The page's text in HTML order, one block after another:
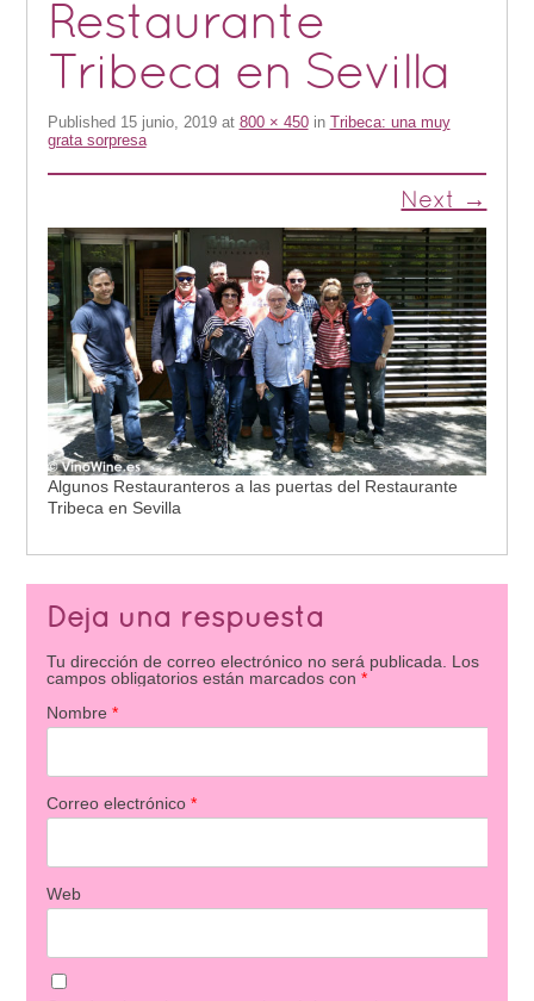
Restaurante
Tribeca en Sevilla
Published 15 junio, 2019at 800 × 450in Tribeca: una muy
grata sorpresa
Next →
Algunos Restauranteros a las puertas del Restaurante
Tribeca en Sevilla
Deja una respuesta
Tu dirección de correo electrónico no será publicada.
Los
campos obligatorios están marcados con *
Nombre *
Correo electrónico *
Web